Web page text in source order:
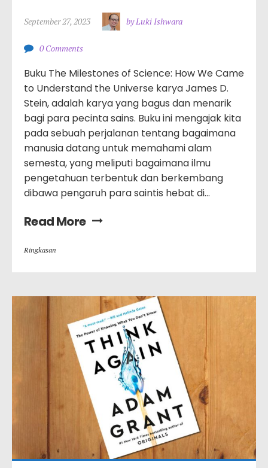
September 27, 2023 by Luki Ishwara
0 Comments
Buku The Milestones of Science: How We Came
to Understand the Universe karya James D.
Stein, adalah karya yang bagus dan menarik
bagi para pecinta sains. Buku ini mengajak kita
pada sebuah perjalanan tentang bagaimana
manusia datang untuk memahami alam
semesta, yang meliputi bagaimana ilmu
pengetahuan terbentuk dan berkembang
dibawa pengaruh para saintis hebat di...
Read More
Ringkasan